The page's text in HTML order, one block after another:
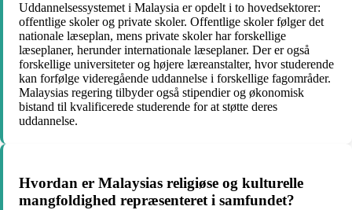
Uddannelsessystemet i Malaysia er opdelt i to hovedsektorer:
offentlige skoler og private skoler. Offentlige skoler følger det
nationale læseplan, mens private skoler har forskellige
læseplaner, herunder internationale læseplaner. Der er også
forskellige universiteter og højere læreanstalter, hvor studerende
kan forfølge videregående uddannelse i forskellige fagområder.
Malaysias regering tilbyder også stipendier og økonomisk
bistand til kvalificerede studerende for at støtte deres
uddannelse.
Hvordan er Malaysias religiøse og kulturelle
mangfoldighed repræsenteret i samfundet?